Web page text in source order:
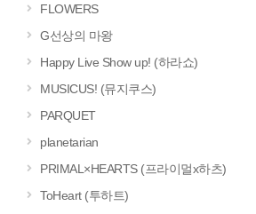
FLOWERS
G선상의 마왕
Happy Live Show up! (하라쇼)
MUSICUS! (뮤지쿠스)
PARQUET
planetarian
PRIMAL×HEARTS (프라이멀x하츠)
ToHeart (투하트)